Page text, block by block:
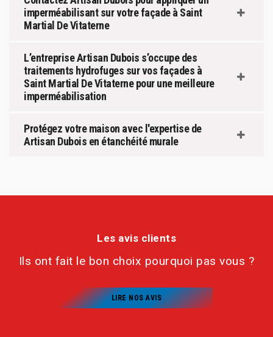
imperméabilisant sur votre façade à Saint
Martial De Vitaterne
L’entreprise Artisan Dubois s’occupe des
traitements hydrofuges sur vos façades à
Saint Martial De Vitaterne pour une meilleure
imperméabilisation
Protégez votre maison avec l'expertise de
Artisan Dubois en étanchéité murale
Les avis clients
Ils ont fait le bon choix pourquoi pas vous ?
LIRE NOS AVIS